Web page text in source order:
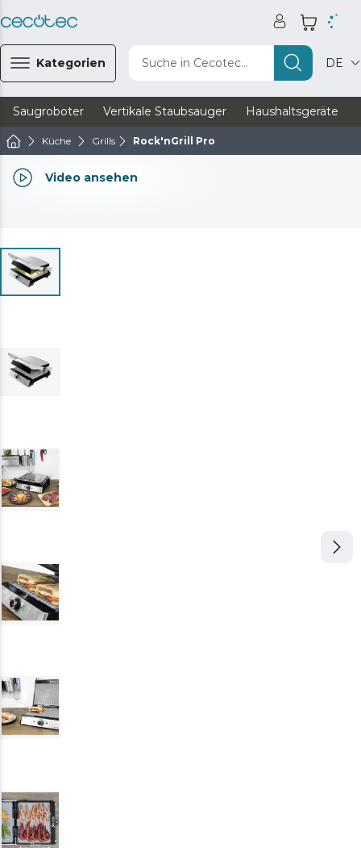
Kategorien Suche in Cecotec... DE
Saugroboter Vertikale Staubsauger Haushaltsgeräte
Küche Grills Rock'nGrill Pro
Video ansehen